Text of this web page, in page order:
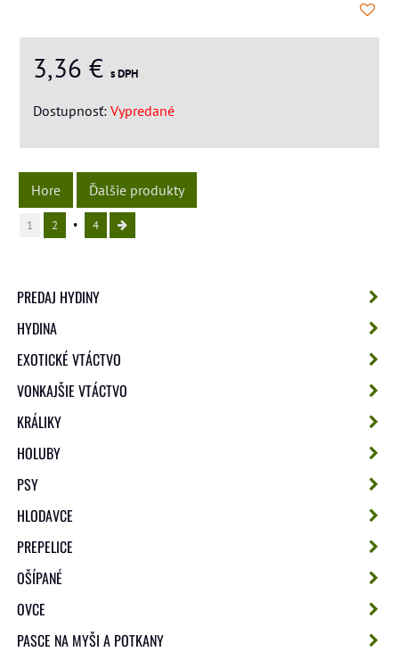
3,36 € s DPH
Dostupnosť: Vypredané
Hore Ďalšie produkty
1 2 4
PREDAJ HYDINY
HYDINA
EXOTICKÉ VTÁCTVO
VONKAJŠIE VTÁCTVO
KRÁLIKY
HOLUBY
PSY
HLODAVCE
PREPELICE
OŠÍPANÉ
OVCE
PASCE NA MYŠI A POTKANY